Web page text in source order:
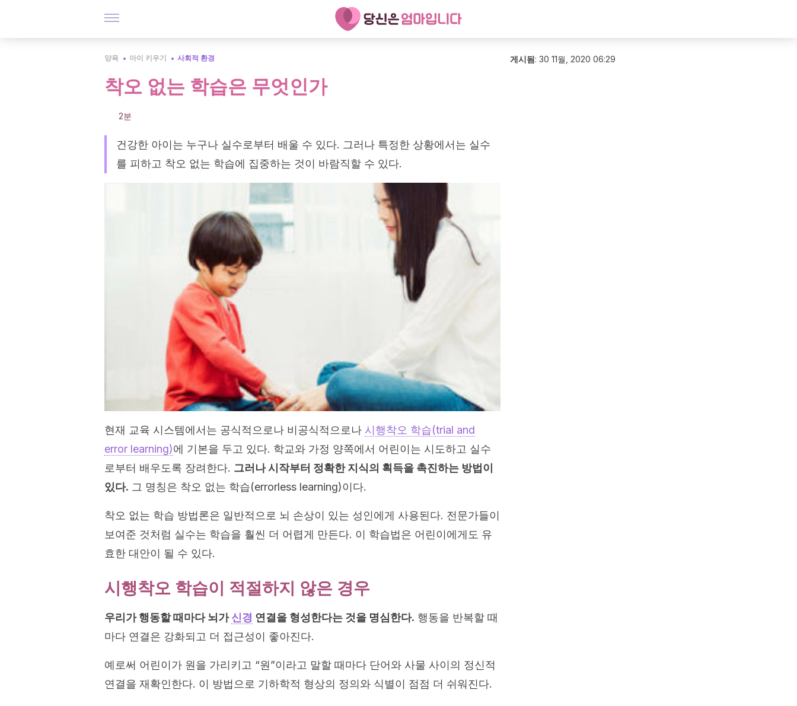
양육 아이 키우기 사회적 환경
착오 없는 학습은 무엇인가
2분
건강한 아이는 누구나 실수로부터 배울 수 있다. 그러나 특정한 상황에서는 실수
를 피하고 착오 없는 학습에 집중하는 것이 바람직할 수 있다.
현재 교육 시스템에서는 공식적으로나 비공식적으로나 시행착오 학습(trial and
error learning)에 기본을 두고 있다. 학교와 가정 양쪽에서 어린이는 시도하고 실수
로부터 배우도록 장려한다. 그러나 시작부터 정확한 지식의 획득을 촉진하는 방법이
있다. 그 명칭은 착오 없는 학습(errorless learning)이다.
착오 없는 학습 방법론은 일반적으로 뇌 손상이 있는 성인에게 사용된다. 전문가들이
보여준 것처럼 실수는 학습을 훨씬 더 어렵게 만든다. 이 학습법은 어린이에게도 유
효한 대안이 될 수 있다.
시행착오 학습이 적절하지 않은 경우
우리가 행동할 때마다 뇌가신경 연결을 형성한다는 것을 명심한다. 행동을 반복할 때
마다 연결은 강화되고 더 접근성이 좋아진다.
예로써 어린이가 원을 가리키고 “원”이라고 말할 때마다 단어와 사물 사이의 정신적
연결을 재확인한다. 이 방법으로 기하학적 형상의 정의와 식별이 점점 더 쉬워진다.
게시됨: 30 11월, 2020 06:29